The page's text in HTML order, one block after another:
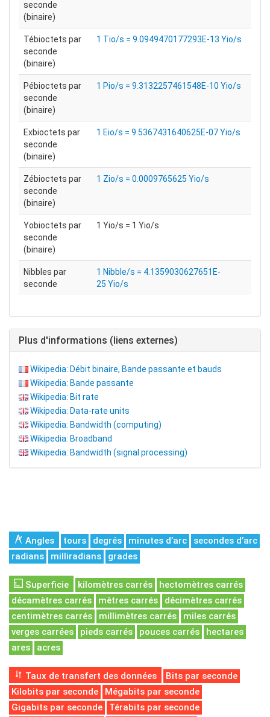
seconde
(binaire)
Tébioctets par
seconde
(binaire)
1 Tio/s = 9.0949470177293E-13 Yio/s
Pébioctets par
seconde
(binaire)
1 Pio/s = 9.3132257461548E-10 Yio/s
Exbioctets par
seconde
(binaire)
1 Eio/s = 9.5367431640625E-07 Yio/s
Zébioctets par
seconde
(binaire)
1 Zio/s = 0.0009765625 Yio/s
Yobioctets par
seconde
(binaire)
1 Yio/s = 1 Yio/s
Nibbles par
seconde
1 Nibble/s = 4.1359030627651E-
25 Yio/s
Plus d'informations (liens externes)
Wikipedia: Débit binaire, Bande passante et bauds
Wikipedia: Bande passante
Wikipedia: Bit rate
Wikipedia: Data-rate units
Wikipedia: Bandwidth (computing)
Wikipedia: Broadband
Wikipedia: Bandwidth (signal processing)
Angles tours degrés minutes d’arc
secondes d’arc
radians
milliradians grades
Superficie kilomètres carrés
hectomètres carrés
décamètres carrés
mètres carrés
décimètres carrés
centimètres carrés
millimètres carrés
miles carrés
verges carrées
pieds carrés pouces carrés
hectares
ares
acres
Taux de transfert des données
Bits par seconde
Kilobits par seconde
Mégabits par seconde
Gigabits par seconde
Térabits par seconde